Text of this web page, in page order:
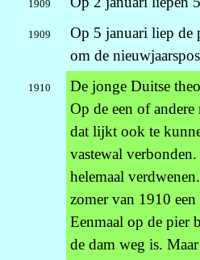
1909
1909
Op 5 januari liep de
om de
1910
De jonge Duitse
Op de een of
dat lijkt ook te
vastewal
helemaal
zomer van 1910
Eenmaal op de pier
de dam weg is.